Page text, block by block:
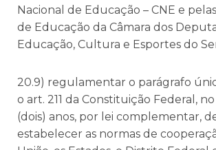
Nacional de Educação – CNE e
de Educação da Câmara dos
Educação, Cultura e Esportes do
20.9) regulamentar o parágrafo
o art. 211 da Constituição Federal,
(dois) anos, por lei complementar,
estabelecer as normas de